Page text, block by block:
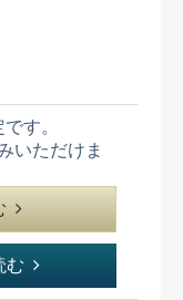
す。
いただけま
む